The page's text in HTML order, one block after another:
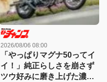
2026/08/06 08:00
「やっぱりマグナ50ってイ
イ！」純正らしさを崩さず
ツウ好みに磨き上げた濃密